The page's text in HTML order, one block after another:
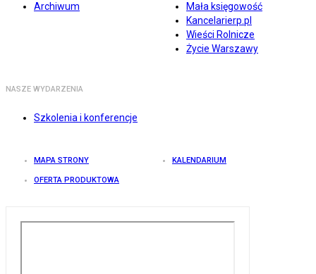
Archiwum
Mała księgowość
Kancelarierp.pl
Wieści Rolnicze
Życie Warszawy
NASZE WYDARZENIA
Szkolenia i konferencje
MAPA STRONY KALENDARIUM
OFERTA PRODUKTOWA